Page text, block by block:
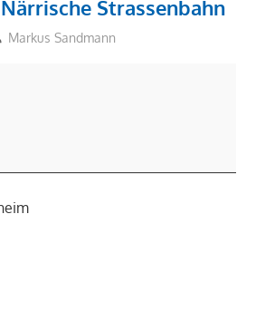
Strassenbahn
Markus Sandmann